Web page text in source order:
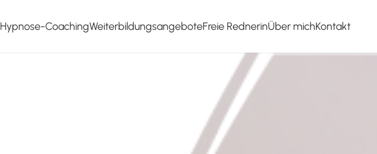
Hypnose-CoachingWeiterbildungsangeboteFreie RednerinÜber michKontakt